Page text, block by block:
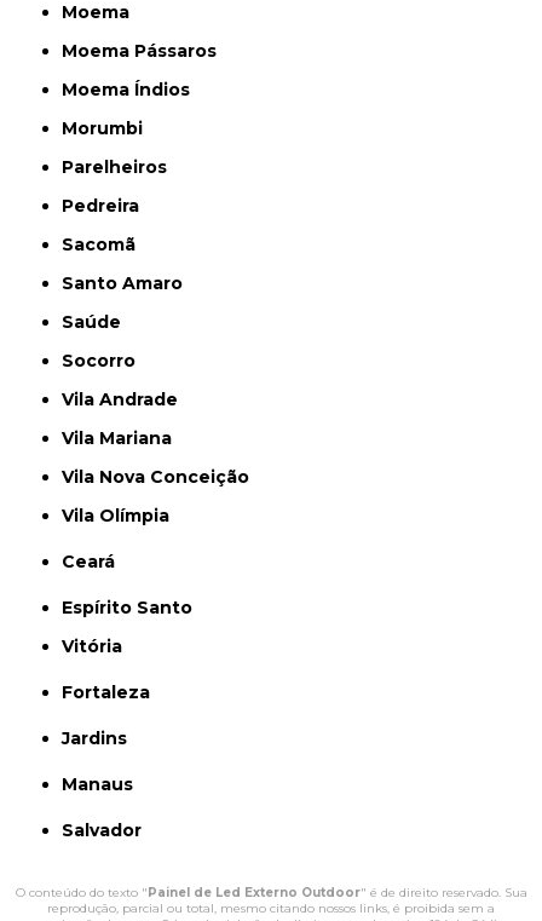
Moema
Moema Pássaros
Moema Índios
Morumbi
Parelheiros
Pedreira
Sacomã
Santo Amaro
Saúde
Socorro
Vila Andrade
Vila Mariana
Vila Nova Conceição
Vila Olímpia
Ceará
Espírito Santo
Vitória
Fortaleza
Jardins
Manaus
Salvador
O conteúdo do texto " Painel de Led Externo Outdoor" é de direito reservado. Sua
reprodução, parcial ou total, mesmo citando nossos links, é proibida sem a